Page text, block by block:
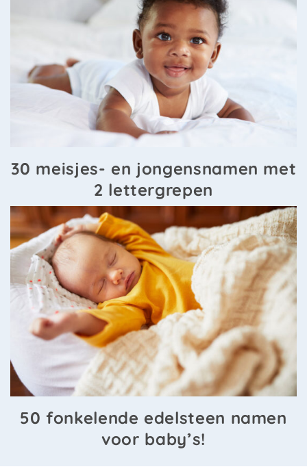
30 meisjes- en jongensnamen met
2 lettergrepen
50 fonkelende edelsteen namen
voor baby’s!